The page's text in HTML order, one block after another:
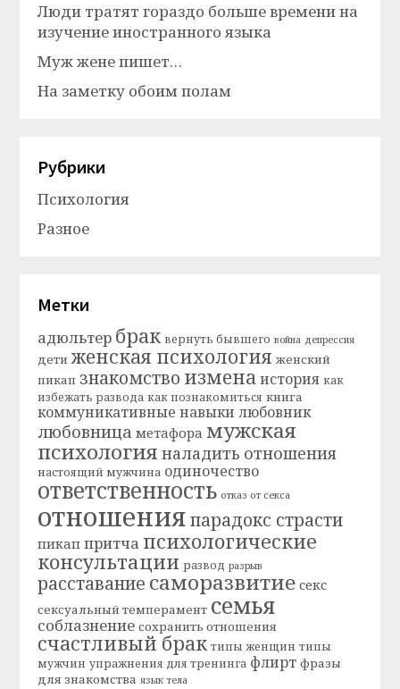
Люди тратят гораздо больше времени на
изучение иностранного языка
Муж жене пишет…
На заметку обоим полам
Рубрики
Психология
Разное
Метки
адюльтер брак вернуть бывшего война депрессия
дети женская психология женский
пикап знакомство измена история как
избежать развода как познакомиться книга
коммуникативные навыки любовник
любовница метафора мужская
психология наладить отношения
настоящий мужчина одиночество
ответственность отказ от секса
отношения парадокс страсти
пикап притча психологические
консультации развод разрыв
расставание саморазвитие секс
сексуальный темперамент семья
соблазнение сохранить отношения
счастливый брак типы женщин типы
мужчин упражнения для тренинга флирт фразы
для знакомства язык тела